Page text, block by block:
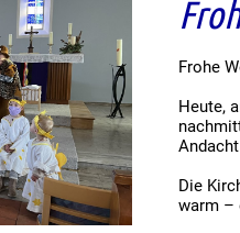
Frohe
Heute,
Die
warm –